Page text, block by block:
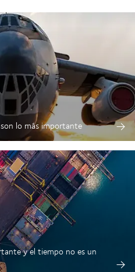
lo más importante
y el tiempo no es un